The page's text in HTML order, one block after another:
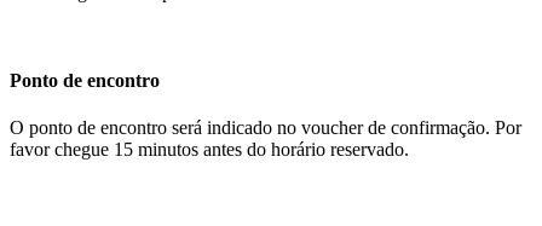
Ponto de encontro
O ponto de encontro será indicado no voucher de confirmação. Por
favor chegue 15 minutos antes do horário reservado.